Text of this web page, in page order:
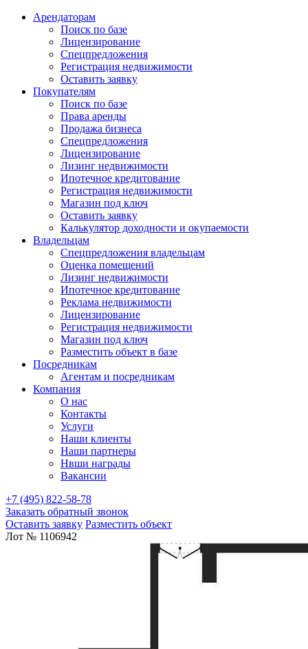
Арендаторам
Поиск по базе
Лицензирование
Спецпредложения
Регистрация недвижимости
Оставить заявку
Покупателям
Поиск по базе
Права аренды
Продажа бизнеса
Спецпредложения
Лицензирование
Лизинг недвижимости
Ипотечное кредитование
Регистрация недвижимости
Магазин под ключ
Оставить заявку
Калькулятор доходности и окупаемости
Владельцам
Спецпредложения владельцам
Оценка помещений
Лизинг недвижимости
Ипотечное кредитование
Реклама недвижимости
Лицензирование
Регистрация недвижимости
Магазин под ключ
Разместить объект в базе
Посредникам
Агентам и посредникам
Компания
О нас
Контакты
Услуги
Наши клиенты
Наши партнеры
Нвши награды
Вакансии
+7 (495) 822-58-78
Заказать обратный звонок
Оставить заявку Разместить объект
Лот № 1106942